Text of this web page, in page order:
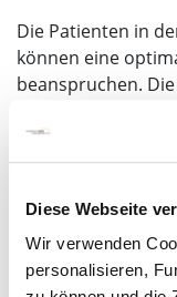
Diese Webseite
Wir verwenden
personalisieren,
Die Patienten in
können eine
beanspruchen.
der Qualität ist in
gGmbH
deshalb örtliche
Neben diesen